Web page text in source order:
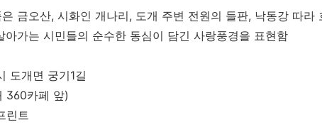
금오산, 시화인 개나리, 도개 주변 전원의 들판, 낙동강 따
아가는 시민들의 순수한 동심이 담긴 사랑풍경을 표현함
도개면 궁기1길
360카페 앞)
린트